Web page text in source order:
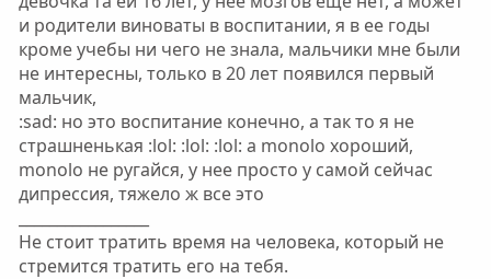
и родители виноваты в воспитании, я в ее годы
кроме учебы ни чего не знала, мальчики мне были
не интересны, только в 20 лет появился первый
мальчик,
:sad: но это воспитание конечно, а так то я не
страшненькая :lol: :lol: :lol: а monolo хороший,
monolo не ругайся, у нее просто у самой сейчас
дипрессия, тяжело ж все это
Не стоит тратить время на человека, который не
стремится тратить его на тебя.